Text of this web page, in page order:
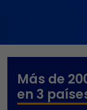
Más de
en 3